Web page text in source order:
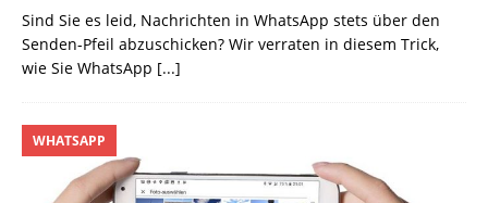
Sind Sie es leid, Nachrichten in WhatsApp stets über den
Senden-Pfeil abzuschicken? Wir verraten in diesem Trick,
wie Sie WhatsApp [...]
WHATSAPP